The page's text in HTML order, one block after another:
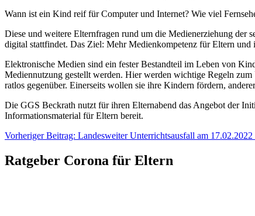
Wann ist ein Kind reif für Computer und Internet? Wie viel
Diese und weitere Elternfragen rund um die Medienerziehung der
digital stattfindet. Das Ziel: Mehr Medienkompetenz für Eltern und
Elektronische Medien sind ein fester Bestandteil im Leben von
Mediennutzung gestellt werden. Hier werden wichtige Regeln
ratlos gegenüber. Einerseits wollen sie ihre Kindern fördern,
Die GGS Beckrath nutzt für ihren Elternabend das Angebot der
Informationsmaterial für Eltern bereit.
Vorheriger Beitrag: Landesweiter Unterrichtsausfall am 17.02.2022
Ratgeber Corona für Eltern